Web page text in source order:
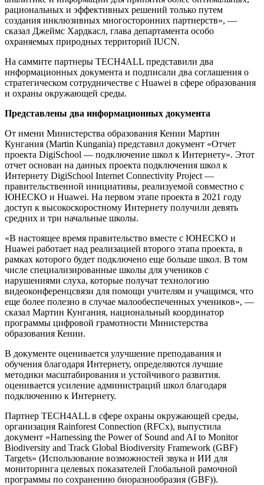
рациональных и эффективных решений только путем
создания инклюзивных многосторонних партнерств», —
сказал Джеймс Хардкасл, глава департамента особо
охраняемых природных территорий IUCN.
На саммите партнеры TECH4ALL представили два
информационных документа и подписали два соглашения о
стратегическом сотрудничестве с Huawei в сфере образования
и охраны окружающей среды.
Представлены два информационных документа
От имени Министерства образования Кении Мартин
Кунгания (Martin Kungania) представил документ «Отчет
проекта DigiSchool — подключение школ к Интернету». Этот
отчет основан на данных проекта подключения школ к
Интернету DigiSchool Internet Connectivity Project —
правительственной инициативы, реализуемой совместно с
ЮНЕСКО и Huawei. На первом этапе проекта в 2021 году
доступ к высокоскоростному Интернету получили девять
средних и три начальные школы.
«В настоящее время правительство вместе с ЮНЕСКО и
Huawei работает над реализацией второго этапа проекта, в
рамках которого будет подключено еще больше школ. В том
числе специализированные школы для учеников с
нарушениями слуха, которые получат технологию
видеоконференцсвязи для помощи учителям и учащимся, что
еще более полезно в случае малообеспеченных учеников», —
сказал Мартин Кунгания, национальный координатор
программы цифровой грамотности Министерства
образования Кении.
В документе оценивается улучшение преподавания и
обучения благодаря Интернету, определяются лучшие
методики масштабирования и устойчивого развития.
оценивается усиление администраций школ благодаря
подключению к Интернету.
Партнер TECH4ALL в сфере охраны окружающей среды,
организация Rainforest Connection (RFCx), выпустила
документ «Harnessing the Power of Sound and AI to Monitor
Biodiversity and Track Global Biodiversity Framework (GBF)
Targets» (Использование возможностей звука и ИИ для
мониторинга целевых показателей Глобальной рамочной
программы по сохранению биоразнообразия (GBF)).